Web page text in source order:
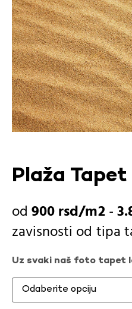
Plaža Tapet
900rsd -
zavisnosti od tipa
Uz svaki naš foto tapet